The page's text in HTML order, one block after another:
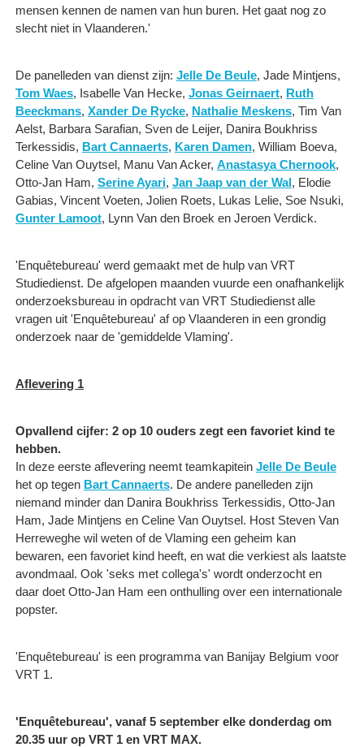
mensen kennen de namen van hun buren. Het gaat nog zo
slecht niet in Vlaanderen.'
De panelleden van dienst zijn: Jelle De Beule, Jade Mintjens,
Tom Waes, Isabelle Van Hecke, Jonas Geirnaert, Ruth
Beeckmans, Xander De Rycke, Nathalie Meskens, Tim Van
Aelst, Barbara Sarafian, Sven de Leijer, Danira Boukhriss
Terkessidis, Bart Cannaerts, Karen Damen, William Boeva,
Celine Van Ouytsel, Manu Van Acker, Anastasya Chernook,
Otto-Jan Ham, Serine Ayari, Jan Jaap van der Wal, Elodie
Gabias, Vincent Voeten, Jolien Roets, Lukas Lelie, Soe Nsuki,
Gunter Lamoot, Lynn Van den Broek en Jeroen Verdick. ​
'Enquêtebureau' werd gemaakt met de hulp van VRT
Studiedienst. De afgelopen maanden vuurde een onafhankelijk
onderzoeksbureau in opdracht van VRT Studiedienst alle
vragen uit 'Enquêtebureau' af op Vlaanderen in een grondig
onderzoek naar de 'gemiddelde Vlaming'.
Aflevering 1
Opvallend cijfer: 2 op 10 ouders zegt een favoriet kind te
hebben.
In deze eerste aflevering neemt teamkapitein Jelle De Beule
het op tegen Bart Cannaerts. De andere panelleden zijn
niemand minder dan Danira Boukhriss Terkessidis, Otto-Jan
Ham, Jade Mintjens en Celine Van Ouytsel. Host Steven Van
Herreweghe wil weten of de Vlaming een geheim kan
bewaren, een favoriet kind heeft, en wat die verkiest als laatste
avondmaal. Ook 'seks met collega's' wordt onderzocht en
daar doet Otto-Jan Ham een onthulling over een internationale
popster.
'Enquêtebureau' is een programma van Banijay Belgium voor
VRT 1.
'Enquêtebureau', vanaf 5 september elke donderdag om
20.35 uur op VRT 1 en VRT MAX.